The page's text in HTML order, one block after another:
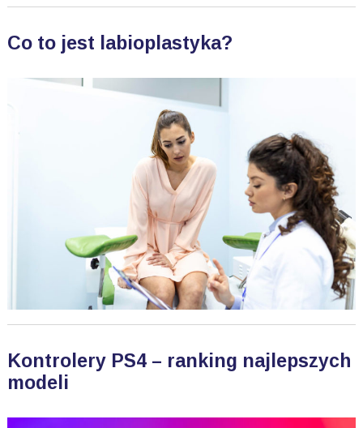
Co to jest labioplastyka?
Kontrolery PS4 – ranking najlepszych
modeli